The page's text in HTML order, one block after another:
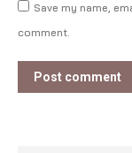
Save my name,
comment.
Post comment